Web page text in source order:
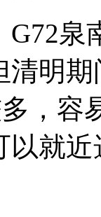
泉
清明
，容
以就